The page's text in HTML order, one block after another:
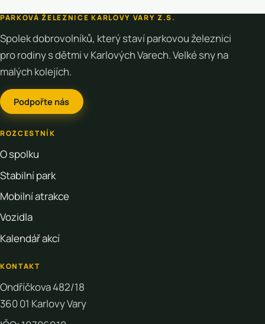
PARKOVÁ ŽELEZNICE KARLOVY VARY Z.S.
Spolek dobrovolníků, který staví parkovou železnici
pro rodiny s dětmi v Karlových Varech. Velké sny na
malých kolejích.
Podpořte nás
ROZCESTNÍK
O spolku
Stabilní park
Mobilní atrakce
Vozidla
Kalendář akcí
KONTAKT
Ondříčkova 482/18
360 01 Karlovy Vary